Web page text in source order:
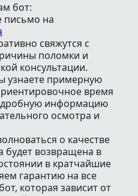
бот:
письмо на
свяжутся с
поломки и
консультации.
узнаете примерную
время
информацию
осмотра и
о качестве
будет возвращена в
в кратчайшие
гарантию на все
которая зависит от